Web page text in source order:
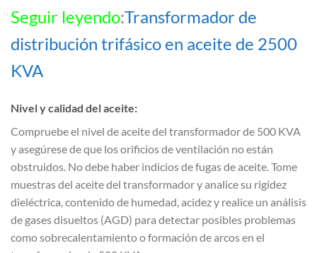
Seguir leyendo:Transformador de
distribución trifásico en aceite de 2500
KVA
Nivel y calidad del aceite:
Compruebe el nivel de aceite del transformador de 500 KVA
y asegúrese de que los orificios de ventilación no están
obstruidos. No debe haber indicios de fugas de aceite. Tome
muestras del aceite del transformador y analice su rigidez
dieléctrica, contenido de humedad, acidez y realice un análisis
de gases disueltos (AGD) para detectar posibles problemas
como sobrecalentamiento o formación de arcos en el